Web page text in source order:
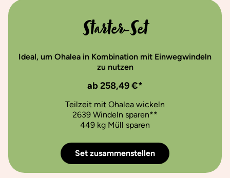
Starter-Set
Ideal, um Ohalea in Kombination mit Einwegwindeln
zu nutzen
ab 258,49 €*
Teilzeit mit Ohalea wickeln
2639 Windeln sparen**
449 kg Müll sparen
Set zusammenstellen